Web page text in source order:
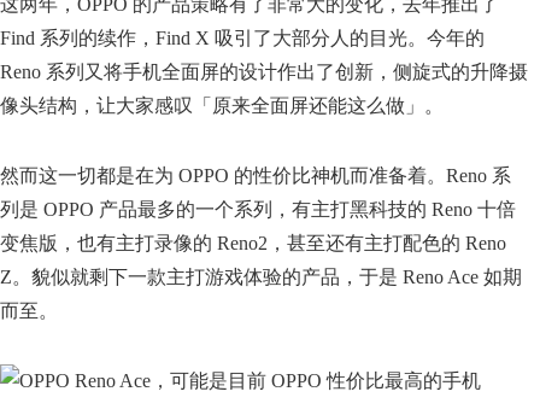
这两年，OPPO 的产品策略有了非常大的变化，去年推出了
Find 系列的续作，Find X 吸引了大部分人的目光。今年的
Reno 系列又将手机全面屏的设计作出了创新，侧旋式的升降摄
像头结构，让大家感叹「原来全面屏还能这么做」。
然而这一切都是在为 OPPO 的性价比神机而准备着。Reno 系
列是 OPPO 产品最多的一个系列，有主打黑科技的 Reno 十倍
变焦版，也有主打录像的 Reno2，甚至还有主打配色的 Reno
Z。貌似就剩下一款主打游戏体验的产品，于是 Reno Ace 如期
而至。